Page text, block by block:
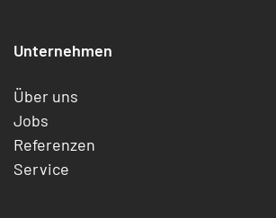
Unternehmen
Über uns
Jobs
Referenzen
Service